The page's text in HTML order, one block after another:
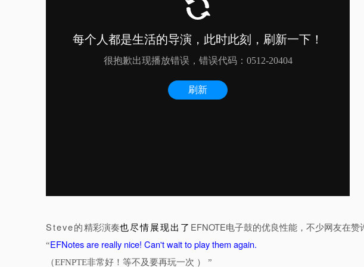
Steve的精彩演奏也尽情展现出了 EFNOTE电子鼓的优良性能，不少网友在赞
“EFNotes are really nice! Can't wait to play them again.
（EFNPTE非常好！等不及要再玩一次 ） ”